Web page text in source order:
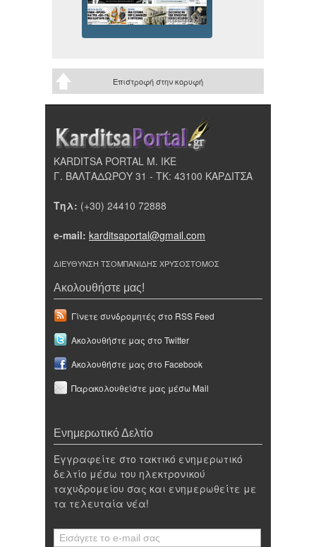
Επιστροφή στην κορυφή
KARDITSA PORTAL Μ. ΙΚΕ
Γ. ΒΑΛΤΑΔΩΡΟΥ 31 - ΤΚ: 43100 ΚΑΡΔΙΤΣΑ
Τηλ: (+30) 24410 72888
e-mail: karditsaportal@gmail.com
ΔΙΕΥΘΥΝΣΗ ΤΣΟΜΠΑΝΙΔΗΣ ΧΡΥΣΟΣΤΟΜΟΣ
Ακολουθήστε μας!
Γίνετε συνδρομητές στο RSS Feed
Ακολουθήστε μας στο Twitter
Ακολουθήστε μας στο Facebook
Παρακολουθείστε μας μέσω Mail
Ενημερωτικό Δελτίο
Εγγραφείτε στο τακτικό ενημερωτικό
δελτίο μέσω του ηλεκτρονικού
ταχυδρομείου σας και ενημερωθείτε με
τα τελευταία νέα!